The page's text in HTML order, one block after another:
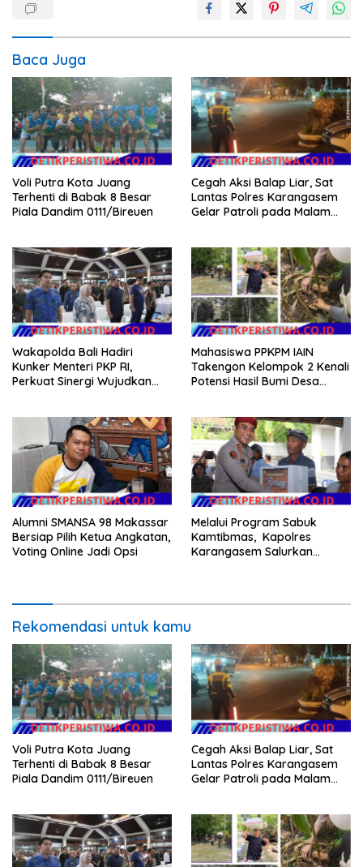
Baca Juga
Voli Putra Kota Juang
Terhenti di Babak 8 Besar
Piala Dandim 0111/Bireuen
Cegah Aksi Balap Liar, Sat
Lantas Polres Karangasem
Gelar Patroli pada Malam
Wakapolda Bali Hadiri
Kunker Menteri PKP RI,
Perkuat Sinergi Wujudkan
Mahasiswa PPKPM IAIN
Takengon Kelompok 2 Kenali
Potensi Hasil Bumi Desa
Alumni SMANSA 98 Makassar
Bersiap Pilih Ketua Angkatan,
Voting Online Jadi Opsi
Melalui Program Sabuk
Kamtibmas, Kapolres
Karangasem Salurkan
Rekomendasi untuk kamu
Voli Putra Kota Juang
Terhenti di Babak 8 Besar
Piala Dandim 0111/Bireuen
Cegah Aksi Balap Liar, Sat
Lantas Polres Karangasem
Gelar Patroli pada Malam